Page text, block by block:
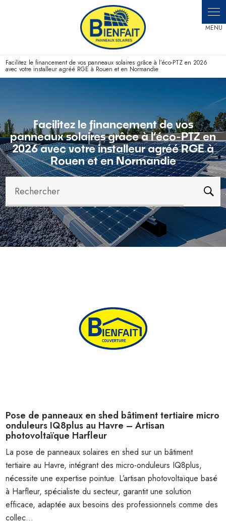
Facilitez le financement de vos panneaux solaires grâce à l’éco-PTZ en 2026
avec votre installeur agréé RGE à Rouen et en Normandie
Facilitez le financement de vos
panneaux solaires grâce à l’éco-PTZ en
2026 avec votre installeur agréé RGE à
Rouen et en Normandie
Rechercher
Pose de panneaux en shed bâtiment tertiaire micro
onduleurs IQ8plus au Havre – Artisan
photovoltaïque Harfleur
La pose de panneaux solaires en shed sur un bâtiment
tertiaire au Havre, intégrant des micro-onduleurs IQ8plus,
nécessite une expertise pointue. L’artisan photovoltaïque basé
à Harfleur, spécialiste du secteur, garantit une solution
efficace, adaptée aux besoins des professionnels comme des
collec...
Panneau de gestion des cookies